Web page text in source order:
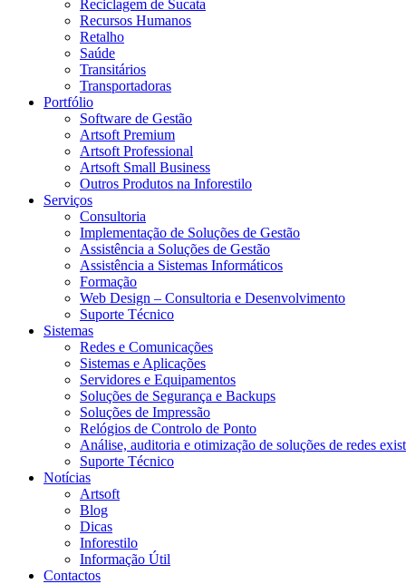
Reciclagem de Sucata
Recursos Humanos
Retalho
Saúde
Transitários
Transportadoras
Portfólio
Software de Gestão
Artsoft Premium
Artsoft Professional
Artsoft Small Business
Outros Produtos na Inforestilo
Serviços
Consultoria
Implementação de Soluções de Gestão
Assistência a Soluções de Gestão
Assistência a Sistemas Informáticos
Formação
Web Design – Consultoria e Desenvolvimento
Suporte Técnico
Sistemas
Redes e Comunicações
Sistemas e Aplicações
Servidores e Equipamentos
Soluções de Segurança e Backups
Soluções de Impressão
Relógios de Controlo de Ponto
Análise, auditoria e otimização de soluções de redes
Suporte Técnico
Notícias
Artsoft
Blog
Dicas
Inforestilo
Informação Útil
Contactos